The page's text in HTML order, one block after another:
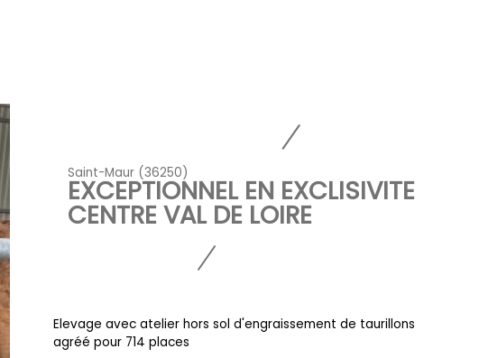
Saint-Maur (36250)
EXCEPTIONNEL EN EXCLISIVITE
CENTRE VAL DE LOIRE
Elevage avec atelier hors sol d'engraissement de taurillons
agréé pour 714 places